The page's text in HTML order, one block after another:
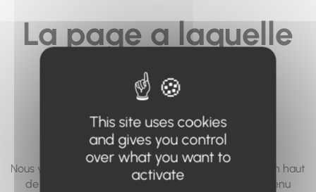
La page a laquelle
vous cherchez à
accéder n'existe
pas... ou plus.
Nous vous invitons à utiliser le moteur de recherche en haut
de page, ou à utiliser le menu pour trouver le contenu
This site uses cookies
and gives you control
over what you want to
activate